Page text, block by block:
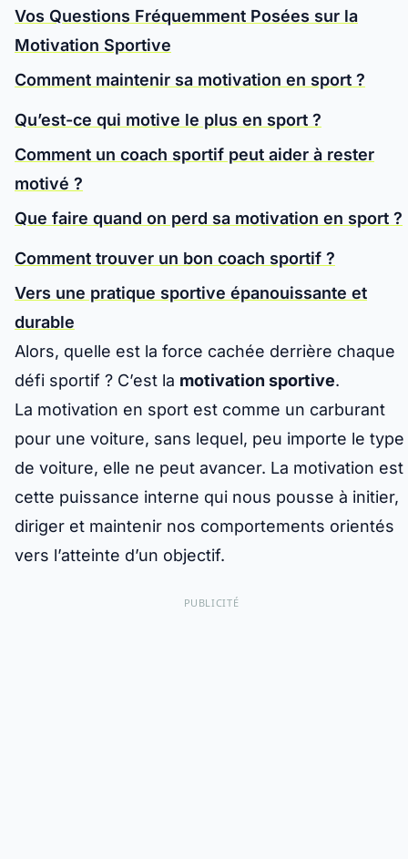
Vos Questions Fréquemment Posées sur la
Motivation Sportive
Comment maintenir sa motivation en sport ?
Qu’est-ce qui motive le plus en sport ?
Comment un coach sportif peut aider à rester
motivé ?
Que faire quand on perd sa motivation en sport ?
Comment trouver un bon coach sportif ?
Vers une pratique sportive épanouissante et
durable
Alors, quelle est la force cachée derrière chaque
défi sportif ? C’est la motivation sportive.
La motivation en sport est comme un carburant
pour une voiture, sans lequel, peu importe le type
de voiture, elle ne peut avancer. La motivation est
cette puissance interne qui nous pousse à initier,
diriger et maintenir nos comportements orientés
vers l’atteinte d’un objectif.
PUBLICITÉ